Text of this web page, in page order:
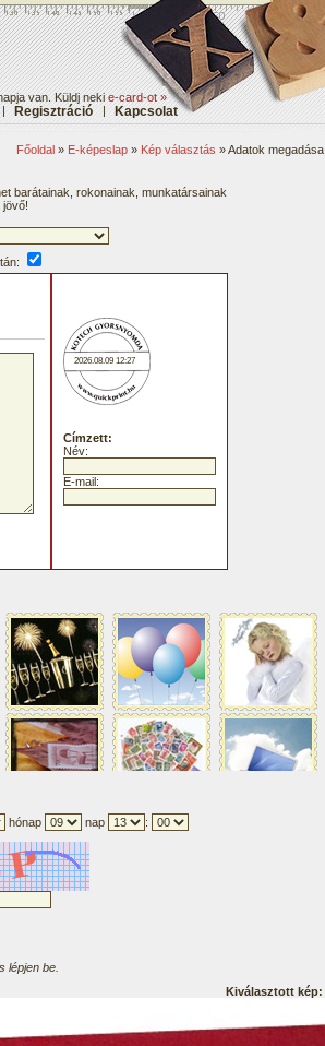
van. Küldj nekie-card-ot »
| Regisztráció | Kapcsolat
Főoldal » E-képeslap » Kép választás » Adatok megadása
barátainak, rokonainak, munkatársainak
jövő!
2026.08.09 12:27
Címzett:
Név:
E-mail:
hónap nap :
lépjen be.
Kiválasztott kép: